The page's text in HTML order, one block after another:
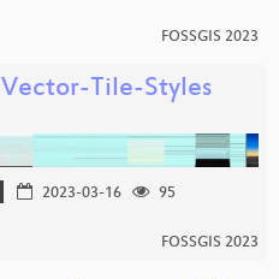
FOSSGIS 2023
Tile-Styles
2023-03-16
95
FOSSGIS 2023